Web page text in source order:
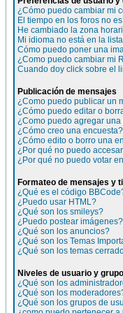
¿Cómo puedo cambiar mi
El tiempo en los foros no
He cambiado la zona
Mi idioma no está en la
Cómo puedo poner una
¿Como puedo cambiar mi
Cuando doy click sobre el
Publicación de mensajes
¿Como puedo publicar un
¿Cómo puedo editar o
¿Como puedo agregar
¿Cómo creo una encuesta?
¿Cómo edito o borro una
¿Por qué no puedo
¿Por qué no puedo votar
Formateo de mensajes y
¿Qué es el código
¿Puedo usar HTML?
¿Qué son los smileys?
¿Puedo postear imágenes?
¿Qué son los anuncios?
¿Qué son los Temas
¿Qué son los temas
Niveles de usuario y
¿Qué son los
¿Qué son los
¿Qué son los grupos de